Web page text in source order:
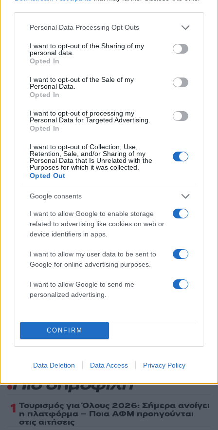
Please note that this website/app uses one or more Google
not limited to your visit or usage behaviour. You may click to
grant or deny consent to Google and its third-party tags to
use your data for below specified purposes in below Google
consent section.
Personal Data Processing Opt Outs
I want to opt-out of the Sharing of my
personal data.
Opted In
I want to opt-out of the Sale of my
Personal Data.
Opted In
I want to opt-out of processing my
Personal Data for Targeted Advertising.
Opted In
I want to opt-out of Collection, Use,
Retention, Sale, and/or Sharing of my
Personal Data that Is Unrelated with the
Purposes for which it was collected.
Opted Out
Google consents
I want to allow Google to enable storage
related to advertising like cookies on web or
device identifiers in apps.
I want to allow my user data to be sent to
Google for online advertising purposes.
I want to allow Google to send me
personalized advertising.
CONFIRM
Data Deletion Data Access Privacy Policy
Σχολίασε εδώ
50 /50
Υποβολή σχολίου
Όροι Χρήσης. Το site προστατεύεται από reCAPTCHA, ισχύουν
Πολιτική Απορρήτου
&
Τοπικά Νέα
ΑΠΟΠΕΙΡΑ ΑΥΤΟΚΤΟΝΙΑΣ
ΕΙΔΗΣΕΙΣ
ΕΙΔΗΣΕΙΣ ΙΕΡΑΠΕΤΡΑ
ΠΟΝΤΙΚΟΦΑΡΜΑΚΟ
Share:
τελευταία νέατης ημέρας
Πιο δημοφιλή
1 Τουρισμός για Όλους 2026: Σήμερα ανοίγει
η πλατφόρμα – Ποια ΑΦΜ προηγούνται
στις αιτήσεις